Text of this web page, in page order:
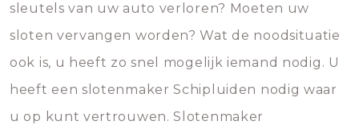
sleutels van uw auto verloren? Moeten uw
sloten vervangen worden? Wat de noodsituatie
ook is, u heeft zo snel mogelijk iemand nodig. U
heeft een slotenmaker Schipluiden nodig waar
u op kunt vertrouwen. Slotenmaker